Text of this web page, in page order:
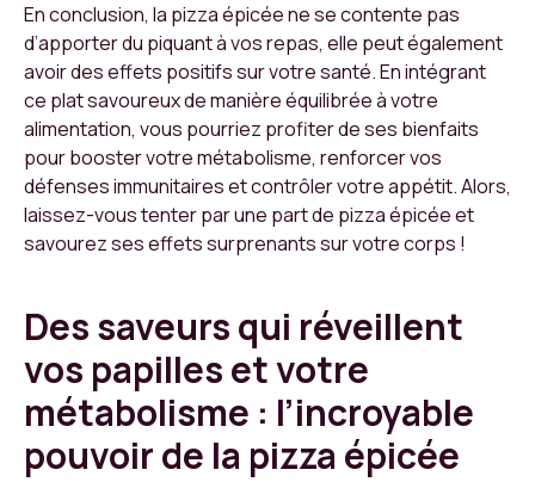
En conclusion, la pizza épicée ne se contente pas
d’apporter du piquant à vos repas, elle peut également
avoir des effets positifs sur votre santé. En intégrant
ce plat savoureux de manière équilibrée à votre
alimentation, vous pourriez profiter de ses bienfaits
pour booster votre métabolisme, renforcer vos
défenses immunitaires et contrôler votre appétit. Alors,
laissez-vous tenter par une part de pizza épicée et
savourez ses effets surprenants sur votre corps !
Des saveurs qui réveillent
vos papilles et votre
métabolisme : l’incroyable
pouvoir de la pizza épicée